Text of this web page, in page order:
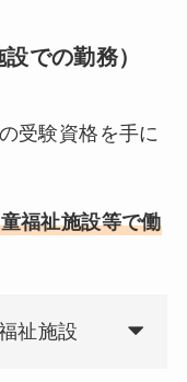
での勤務）
受験資格を手に
福祉施設等で働
祉施設